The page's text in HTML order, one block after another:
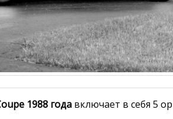
1988 года включает в себя 5